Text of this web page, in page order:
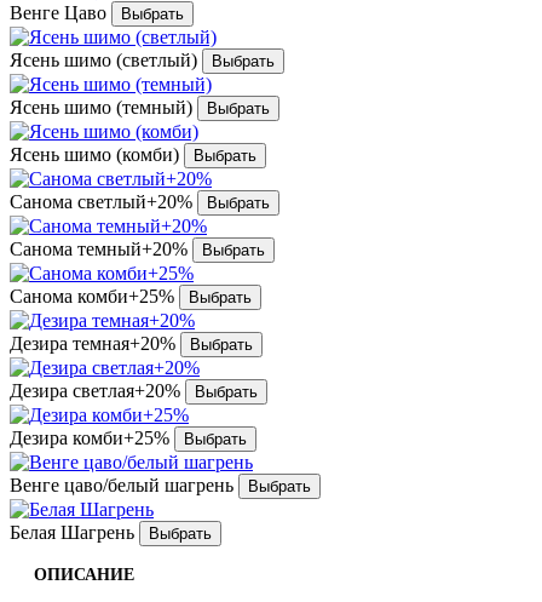
Венге Цаво
Ясень шимо (светлый)
Ясень шимо (темный)
Ясень шимо (комби)
Санома светлый+20%
Санома темный+20%
Санома комби+25%
Дезира темная+20%
Дезира светлая+20%
Дезира комби+25%
Венге цаво/белый шагрень
Белая Шагрень
ОПИСАНИЕ